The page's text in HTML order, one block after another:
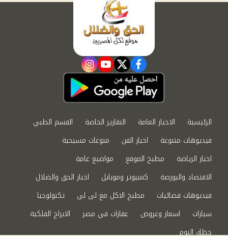
facebook
twitter
youtube
instagram
الرئيسية الاخبار العامة التقارير الخاصة
القسم الطبي
فيديوهات متنوعة
اخبار الفن
منوعات مسيحية
اخبار الرياضة
مطبخ الموقع
مواضيع عامة
الاقتصاد والبورصة
كمبيوتر وموبايل
اخبار الحق والضلال
فيديوهات فضائيات
مطبخ الاكل مع لى لى
تكنولوجيا
سيارات
اسعار وعروض عقارات في مصر
الابراج الفلكية
حظك اليوم